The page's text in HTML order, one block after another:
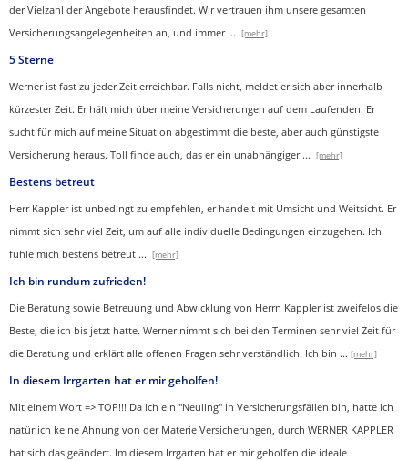
der Vielzahl der Angebote herausfindet. Wir vertrauen ihm unsere gesamten
Versicherungsangelegenheiten an, und immer... [mehr]
5 Sterne
Werner ist fast zu jeder Zeit erreichbar. Falls nicht, meldet er sich aber innerhalb
kürzester Zeit. Er hält mich über meine Versicherungen auf dem Laufenden. Er
sucht für mich auf meine Situation abgestimmt die beste, aber auch günstigste
Versicherung heraus. Toll finde auch, das er ein unabhängiger ... [mehr]
Bestens betreut
Herr Kappler ist unbedingt zu empfehlen, er handelt mit Umsicht und Weitsicht. Er
nimmt sich sehr viel Zeit, um auf alle individuelle Bedingungen einzugehen. Ich
fühle mich bestens betreut ... [mehr]
Ich bin rundum zufrieden!
Die Beratung sowie Betreuung und Abwicklung von Herrn Kappler ist zweifelos die
Beste, die ich bis jetzt hatte. Werner nimmt sich bei den Terminen sehr viel Zeit für
die Beratung und erklärt alle offenen Fragen sehr verständlich. Ich bin ... [mehr]
In diesem Irrgarten hat er mir geholfen!
Mit einem Wort => TOP!!! Da ich ein "Neuling" in Versicherungsfällen bin, hatte ich
natürlich keine Ahnung von der Materie Versicherungen, durch WERNER KAPPLER
hat sich das geändert. Im diesem Irrgarten hat er mir geholfen die ideale